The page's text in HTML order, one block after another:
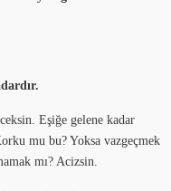
Eşiğe gelene kadar
mu bu? Yoksa vazgeçmek
mı? Acizsin.